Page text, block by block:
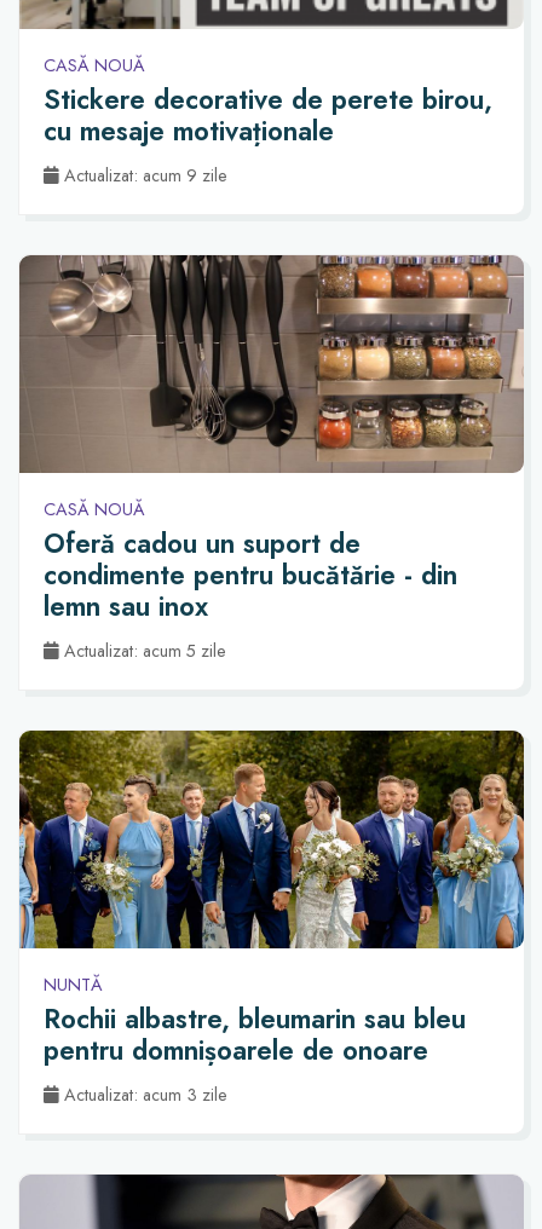
CASĂ NOUĂ
Stickere decorative de perete birou,
cu mesaje motivaționale
Actualizat: acum 9 zile
CASĂ NOUĂ
Oferă cadou un suport de
condimente pentru bucătărie - din
lemn sau inox
Actualizat: acum 5 zile
NUNTĂ
Rochii albastre, bleumarin sau bleu
pentru domnișoarele de onoare
Actualizat: acum 3 zile